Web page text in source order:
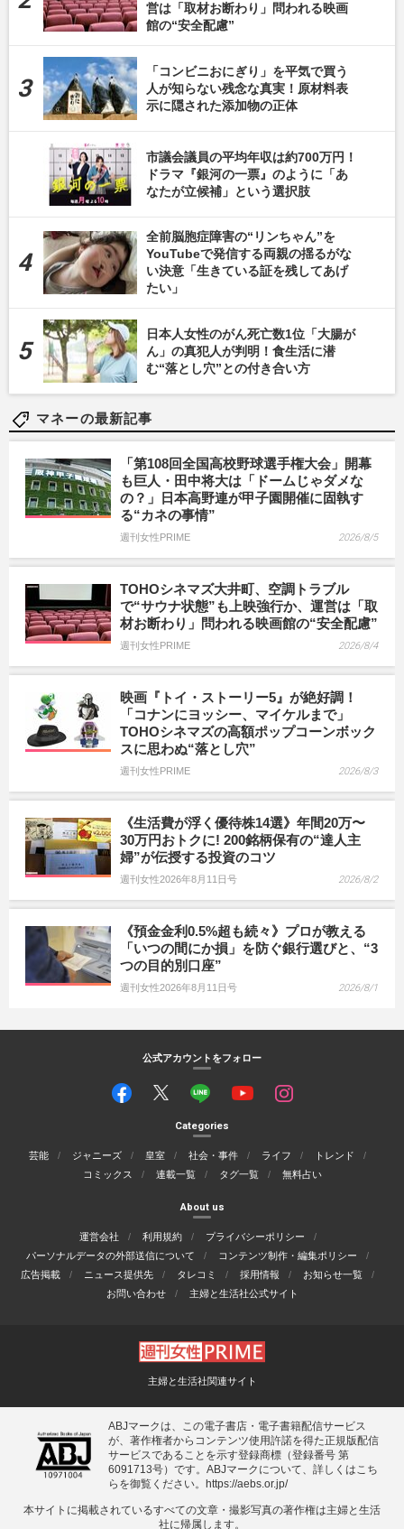
営は「取材お断わり」問われる映画
館の“安全配慮”
「コンビニおにぎり」を平気で買う
人が知らない残念な真実！原材料表
示に隠された添加物の正体
市議会議員の平均年収は約700万円！
ドラマ『銀河の一票』のように「あ
なたが立候補」という選択肢
全前脳胞症障害の“リンちゃん”を
YouTubeで発信する両親の揺るがな
い決意「生きている証を残してあげ
たい」
日本人女性のがん死亡数1位「大腸が
ん」の真犯人が判明！食生活に潜
む“落とし穴”との付き合い方
マネーの最新記事
「第108回全国高校野球選手権大会」開幕
も巨人・田中将大は「ドームじゃダメな
の？」日本高野連が甲子園開催に固執す
る“カネの事情”
週刊女性PRIME 2026/8/5
TOHOシネマズ大井町、空調トラブル
で“サウナ状態”も上映強行か、運営は「取
材お断わり」問われる映画館の“安全配慮”
週刊女性PRIME 2026/8/4
映画『トイ・ストーリー5』が絶好調！
「コナンにヨッシー、マイケルまで」
TOHOシネマズの高額ポップコーンボック
スに思わぬ“落とし穴”
週刊女性PRIME 2026/8/3
《生活費が浮く優待株14選》年間20万〜
30万円おトクに! 200銘柄保有の“達人主
婦”が伝授する投資のコツ
週刊女性2026年8月11日号 2026/8/2
《預金金利0.5%超も続々》プロが教える
「いつの間にか損」を防ぐ銀行選びと、“3
つの目的別口座”
週刊女性2026年8月11日号 2026/8/1
公式アカウントをフォロー
Categories
芸能 ジャニーズ 皇室 社会・事件 ライフ
トレンド
コミックス
連載一覧 タグ一覧 無料占い
About us
運営会社 利用規約
プライバシーポリシー
パーソナルデータの外部送信について
コンテンツ制作・編集ポリシー
広告掲載
ニュース提供先 タレコミ 採用情報
お知らせ一覧
お問い合わせ
主婦と生活社公式サイト
主婦と生活社関連サイト
ABJマークは、この電子書店・電子書籍配信サービス
が、著作権者からコンテンツ使用許諾を得た正規版配信
サービスであることを示す登録商標（登録番号 第
6091713号）です。ABJマークについて、詳しくはこち
らを御覧ください。
https://aebs.or.jp/
本サイトに掲載されているすべての⽂章・撮影写真の著作権は主婦と⽣活
社に帰属します。